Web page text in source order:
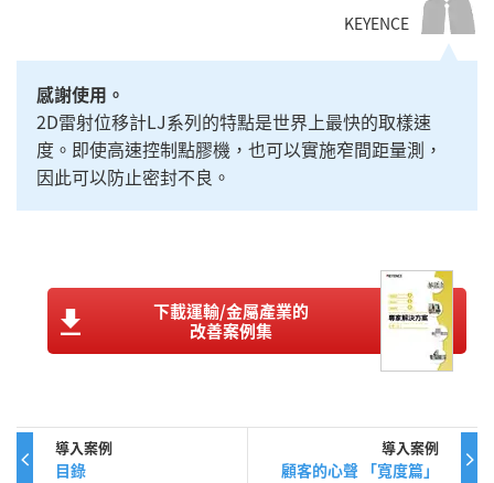
KEYENCE
感謝使用。
2D雷射位移計LJ系列的特點是世界上最快的取樣速
度。即使高速控制點膠機，也可以實施窄間距量測，
因此可以防止密封不良。
下載運輸/金屬產業的
改善案例集
導入案例
目錄
導入案例
顧客的心聲 「寬度篇」